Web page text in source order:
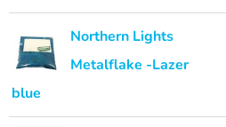
Northern Lights
Metalflake -Lazer
blue